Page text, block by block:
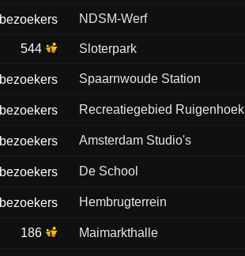
NDSM-Werf
544 Sloterpark
Spaarnwoude Station
Recreatiegebied Ruigenhoek
Amsterdam Studio's
De School
Hembrugterrein
186 Maimarkthalle